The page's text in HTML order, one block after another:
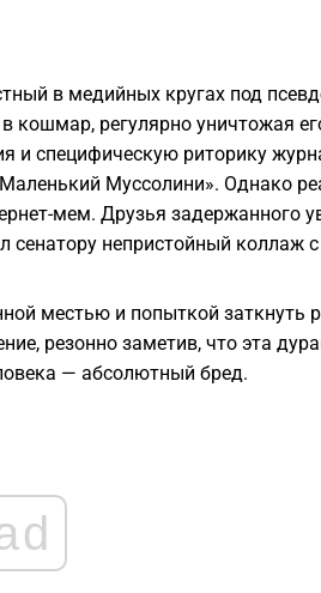
в медийных кругах под
кошмар, регулярно уничтожая
и специфическую риторику
Муссолини». Однако
мем. Друзья задержанного
сенатору непристойный коллаж
местью и попыткой заткнуть
резонно заметив, что эта
— абсолютный бред.